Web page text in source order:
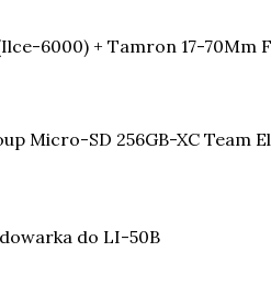
6000) + Tamron 17-70Mm
Micro-SD 256GB-XC Team
do LI-50B